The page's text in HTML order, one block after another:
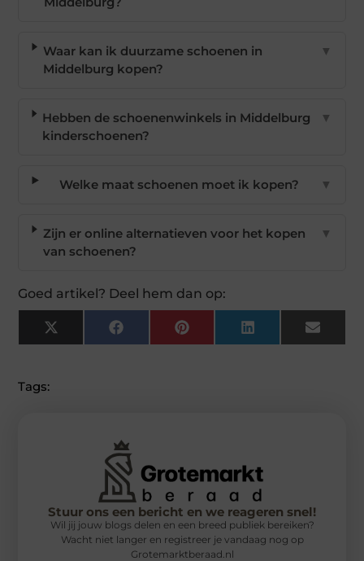
Waar kan ik duurzame schoenen in
Middelburg kopen?
▼
Hebben de schoenenwinkels in Middelburg
kinderschoenen?
▼
Welke maat schoenen moet ik kopen? ▼
Zijn er online alternatieven voor het kopen
van schoenen?
▼
Goed artikel? Deel hem dan op:
X
(Twitter)
FacebookPinterest LinkedIn Email
Tags:
Stuur ons een bericht en we reageren snel!
Wil jij jouw blogs delen en een breed publiek bereiken?
Wacht niet langer en registreer je vandaag nog op
Grotemarktberaad.nl